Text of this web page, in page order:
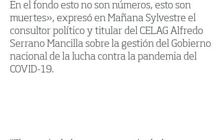
En el fondo esto no son números, esto son
muertes», expresó en Mañana Sylvestre el
consultor político y titular del CELAG Alfredo
Serrano Mancilla sobre la gestión del Gobierno
nacional de la lucha contra la pandemia del
COVID-19.